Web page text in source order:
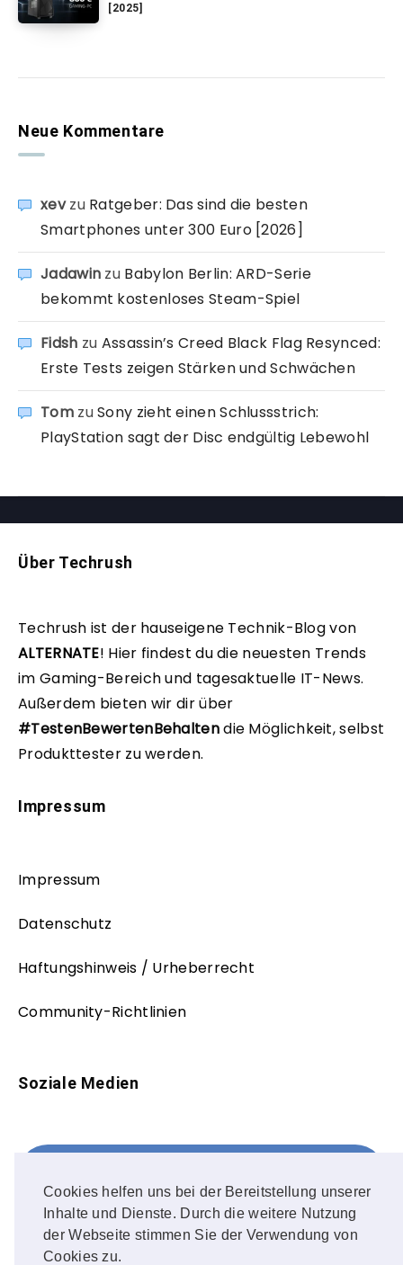
Cookies helfen uns bei der Bereitstellung unserer
Inhalte und Dienste. Durch die weitere Nutzung
der Webseite stimmen Sie der Verwendung von
Cookies zu.
[2025]
Neue Kommentare
xevzu Ratgeber: Das sind die besten
Smartphones unter 300 Euro [2026]
Jadawin zu Babylon Berlin: ARD-Serie
bekommt kostenloses Steam-Spiel
Fidsh zu Assassin’s Creed Black Flag Resynced:
Erste Tests zeigen Stärken und Schwächen
TomzuSony zieht einen Schlussstrich:
PlayStation sagt der Disc endgültig Lebewohl
Über Techrush
Techrush ist der hauseigene Technik-Blog von
ALTERNATE! Hier findest du die neuesten Trends
im Gaming-Bereich und tagesaktuelle IT-News.
Außerdem bieten wir dir über
#TestenBewertenBehaltendie Möglichkeit, selbst
Produkttester zu werden.
Impressum
Impressum
Datenschutz
Haftungshinweis / Urheberrecht
Community-Richtlinien
Soziale Medien
FOLLOW ME!
Instagram
OUR PHOTOS!